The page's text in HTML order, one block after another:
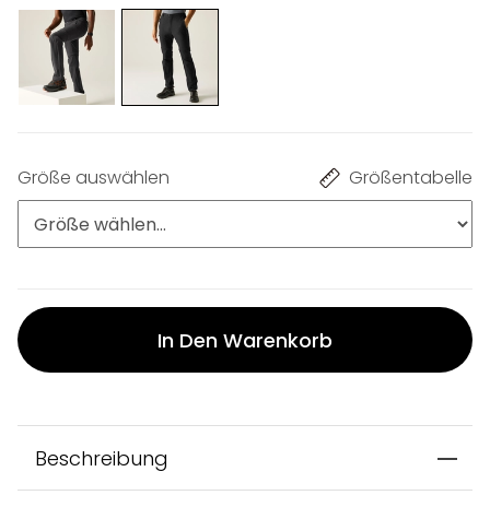
Größe auswählen Größentabelle
In Den Warenkorb
Beschreibung